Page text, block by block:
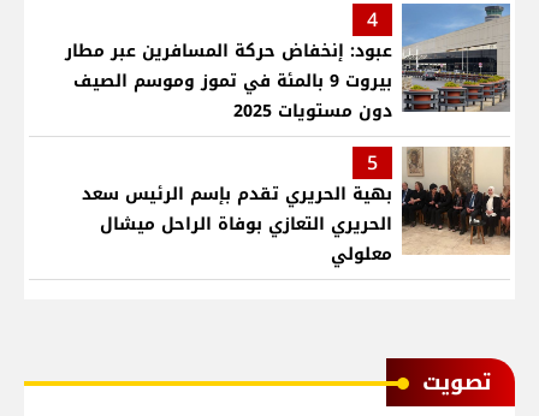
4
عبود: إنخفاض حركة المسافرين عبر مطار
بيروت 9 بالمئة في تموز وموسم الصيف
دون مستويات 2025
5
بهية الحريري تقدم بإسم الرئيس سعد
الحريري التعازي بوفاة الراحل ميشال
معلولي
ﺗﺼﻮﻳﺖ